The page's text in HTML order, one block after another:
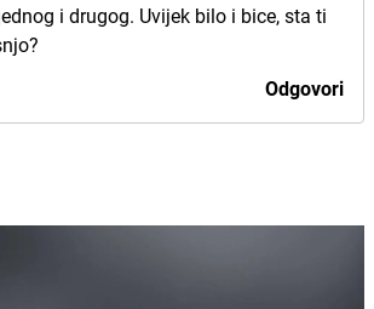
i drugog. Uvijek bilo i bice, sta ti
Odgovori